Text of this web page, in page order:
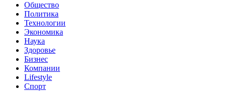
Общество
Политика
Технологии
Экономика
Наука
Здоровье
Бизнес
Компании
Lifestyle
Спорт